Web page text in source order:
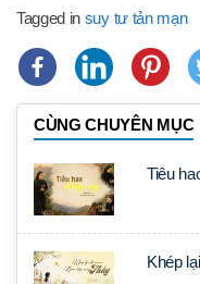
Tagged in suy tư tản mạn
CÙNG CHUYÊN MỤC
Tiêu
Khép